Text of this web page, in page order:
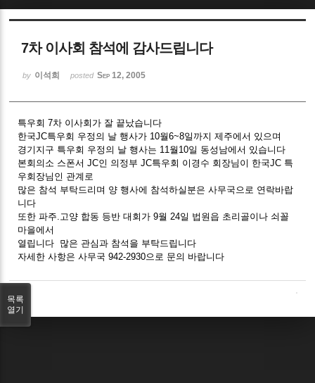
7차 이사회 참석에 감사드립니다
by 이석희 posted Sep 12, 2005
특우회 7차 이사회가 잘 끝났습니다
한국JC특우회 우정의 날 행사가 10월6~8일까지 제주에서 있으며
경기지구 특우회 우정의 날 행사는 11월10일 동성남에서 있습니다
본회의소 스폰서 JC인 의정부 JC특우회 이경수 회장님이 한국JC 특
우회장님인 관계로
많은 참석 부탁드리며 양 행사에 참석하실분은 사무국으로 연락바랍
니다
또한 파주.고양 합동 등반 대회가 9월 24일 법원읍 초리골이나 쇠꼴
마을에서
열립니다 많은 관심과 참석을 부탁드립니다
자세한 사항은 사무국 942-2930으로 문의 바랍니다
목록
열기
Sketchbook5, 스케치북5
Sketchbook5, 스케치북5